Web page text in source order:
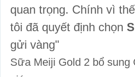
quan trọng. Chính vì
tôi đã quyết định chọn
gửi vàng"
Sữa Meiji Gold 2 bổ sung